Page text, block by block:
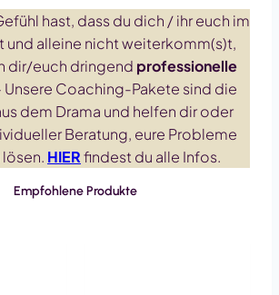
hast, dass du dich / ihr euch im
und alleine nicht weiterkomm(s)t,
dir/euch dringend professionelle
Unsere Coaching-Pakete sind die
dem Drama und helfen dir oder
Beratung, eure Probleme
HIERfindest du alle Infos.
Empfohlene Produkte